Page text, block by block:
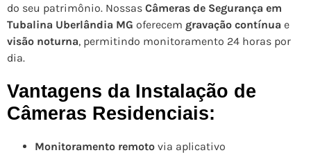
do seu patrimônio. Nossas Câmeras de Segurança em
Tubalina Uberlândia MG oferecem gravação contínua e
visão noturna, permitindo monitoramento 24 horas por
dia.
Vantagens da Instalação de
Câmeras Residenciais:
Monitoramento remoto via aplicativo